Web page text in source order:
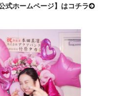
式ホームページ】はコチラ